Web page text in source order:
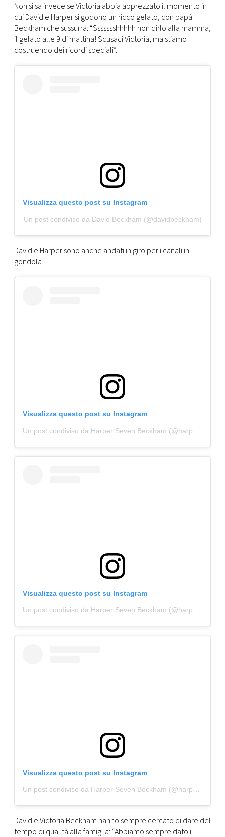
Non si sa invece se Victoria abbia apprezzato il momento in
cui David e Harper si godono un ricco gelato, con papà
Beckham che sussurra: “Ssssssshhhhh non dirlo alla mamma,
il gelato alle 9 di mattina! Scusaci Victoria, ma stiamo
costruendo dei ricordi speciali”.
Visualizza questo post su Instagram
Un post condiviso da David Beckham (@davidbeckham)
David e Harper sono anche andati in giro per i canali in
gondola.
Visualizza questo post su Instagram
Un post condiviso da Harper Seven Beckham (@harperbeckhamdaily2)
Visualizza questo post su Instagram
Un post condiviso da Harper Seven Beckham (@harperbeckhamdaily2)
Visualizza questo post su Instagram
Un post condiviso da Harper Seven Beckham (@harperbeckhamdaily2)
David e Victoria Beckham hanno sempre cercato di dare del
tempo di qualità alla famiglia: “Abbiamo sempre dato il